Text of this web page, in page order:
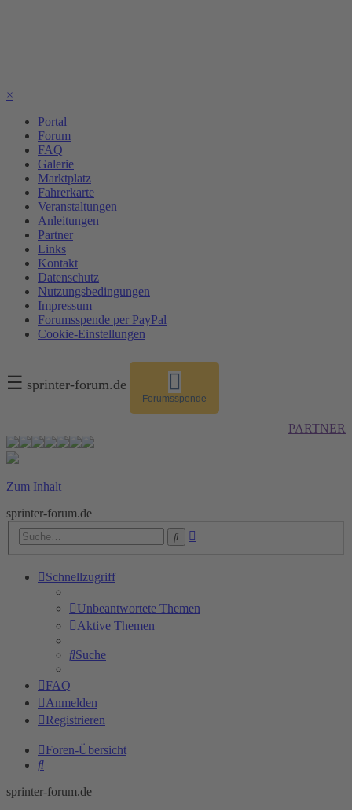
×
Portal
Forum
FAQ
Galerie
Marktplatz
Fahrerkarte
Veranstaltungen
Anleitungen
Partner
Links
Kontakt
Datenschutz
Nutzungsbedingungen
Impressum
Forumsspende per PayPal
Cookie-Einstellungen
☰ sprinter-forum.de
Forumsspende
PARTNER
Zum Inhalt
sprinter-forum.de
Suche
Schnellzugriff
Unbeantwortete Themen
Aktive Themen
Suche
FAQ
Anmelden
Registrieren
Foren-Übersicht
Suche
sprinter-forum.de